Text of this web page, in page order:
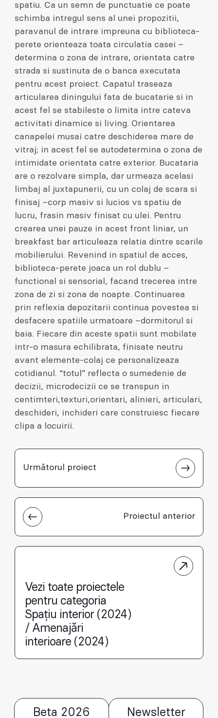
spatiu. Ca un semn de punctuatie ce poate
schimba intregul sens al unei propozitii,
paravanul de intrare impreuna cu biblioteca-
perete orienteaza toata circulatia casei –
determina o zona de intrare, orientata catre
strada si sustinuta de o banca executata
pentru acest proiect. Capatul traseaza
articularea diningului fata de bucatarie si in
acest fel se stabileste o limita intre cateva
activitati dinamice si living. Orientarea
canapelei musai catre deschiderea mare de
vitraj; in acest fel se autodetermina o zona de
intimidate orientata catre exterior. Bucataria
are o rezolvare simpla, dar urmeaza acelasi
limbaj al juxtapunerii, cu un colaj de scara si
finisaj –corp masiv si lucios vs spatiu de
lucru, frasin masiv finisat cu ulei. Pentru
crearea unei pauze in acest front liniar, un
breakfast bar articuleaza relatia dintre scarile
mobilierului. Revenind in spatiul de acces,
biblioteca-perete joaca un rol dublu –
functional si sensorial, facand trecerea intre
zona de zi si zona de noapte. Continuarea
prin reflexia depozitarii continua povestea si
desfacere spatiile urmatoare –dormitorul si
baia. Fiecare din aceste spatii sunt mobilate
intr-o masura echilibrata, finisate neutru
avant elemente-colaj ce personalizeaza
cotidianul. “totul” reflecta o sumedenie de
decizii, microdecizii ce se transpun in
centimteri,texturi,orientari, alinieri, articulari,
deschideri, inchideri care construiesc fiecare
clipa a locuirii.
Proiectul anterior
Următorul proiect
Vezi toate proiectele
pentru categoria
Spațiu interior (2024)
/ Amenajări
interioare (2024)
Beta 2026 Newsletter